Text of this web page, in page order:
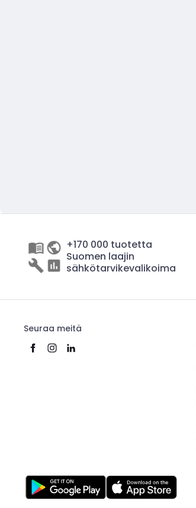
+170 000 tuotetta
Suomen laajin
sähkötarvikevalikoima
Seuraa meitä